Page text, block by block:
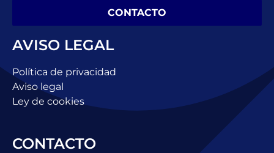
CONTACTO
AVISO LEGAL
Política de privacidad
Aviso legal
Ley de cookies
CONTACTO